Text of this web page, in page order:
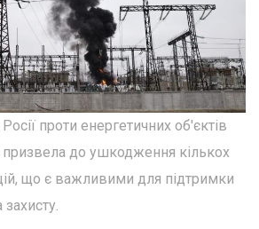
проти енергетичних об'єктів
до ушкодження кількох
що є важливими для підтримки